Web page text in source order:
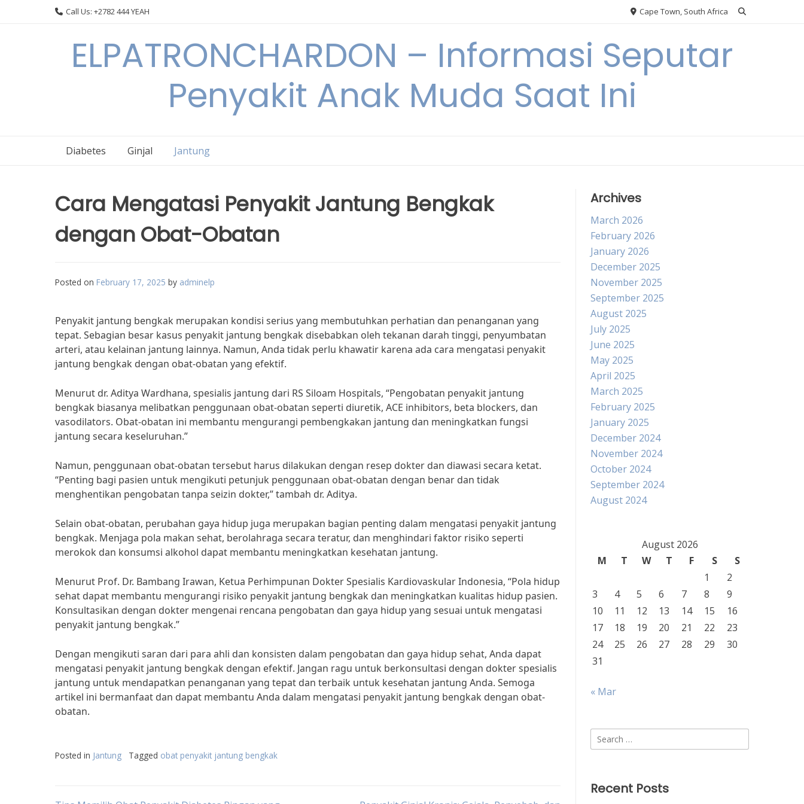
Call Us: +2782 444 YEAH Cape Town, South Africa
ELPATRONCHARDON – Informasi Seputar
Penyakit Anak Muda Saat Ini
Diabetes Ginjal Jantung
Cara Mengatasi Penyakit Jantung Bengkak
dengan Obat-Obatan
Posted on February 17, 2025 by adminelp
Penyakit jantung bengkak merupakan kondisi serius yang membutuhkan perhatian dan penanganan yang
tepat. Sebagian besar kasus penyakit jantung bengkak disebabkan oleh tekanan darah tinggi, penyumbatan
arteri, atau kelainan jantung lainnya. Namun, Anda tidak perlu khawatir karena ada cara mengatasi penyakit
jantung bengkak dengan obat-obatan yang efektif.
Menurut dr. Aditya Wardhana, spesialis jantung dari RS Siloam Hospitals, “Pengobatan penyakit jantung
bengkak biasanya melibatkan penggunaan obat-obatan seperti diuretik, ACE inhibitors, beta blockers, dan
vasodilators. Obat-obatan ini membantu mengurangi pembengkakan jantung dan meningkatkan fungsi
jantung secara keseluruhan.”
Namun, penggunaan obat-obatan tersebut harus dilakukan dengan resep dokter dan diawasi secara ketat.
“Penting bagi pasien untuk mengikuti petunjuk penggunaan obat-obatan dengan benar dan tidak
menghentikan pengobatan tanpa seizin dokter,” tambah dr. Aditya.
Selain obat-obatan, perubahan gaya hidup juga merupakan bagian penting dalam mengatasi penyakit jantung
bengkak. Menjaga pola makan sehat, berolahraga secara teratur, dan menghindari faktor risiko seperti
merokok dan konsumsi alkohol dapat membantu meningkatkan kesehatan jantung.
Menurut Prof. Dr. Bambang Irawan, Ketua Perhimpunan Dokter Spesialis Kardiovaskular Indonesia, “Pola hidup
sehat dapat membantu mengurangi risiko penyakit jantung bengkak dan meningkatkan kualitas hidup pasien.
Konsultasikan dengan dokter mengenai rencana pengobatan dan gaya hidup yang sesuai untuk mengatasi
penyakit jantung bengkak.”
Dengan mengikuti saran dari para ahli dan konsisten dalam pengobatan dan gaya hidup sehat, Anda dapat
mengatasi penyakit jantung bengkak dengan efektif. Jangan ragu untuk berkonsultasi dengan dokter spesialis
jantung untuk mendapatkan penanganan yang tepat dan terbaik untuk kesehatan jantung Anda. Semoga
artikel ini bermanfaat dan dapat membantu Anda dalam mengatasi penyakit jantung bengkak dengan obat-
obatan.
Posted in Jantung Tagged obat penyakit jantung bengkak
Archives
March 2026
February 2026
January 2026
December 2025
November 2025
September 2025
August 2025
July 2025
June 2025
May 2025
April 2025
March 2025
February 2025
January 2025
December 2024
November 2024
October 2024
September 2024
August 2024
August 2026
M
T W T F S
S
1
2
3
4 5 6 7 8
9
10
11 12 13 14 15
16
17
18 19 20 21 22
23
24
25 26 27 28 29
30
31
« Mar
Search
for:
Recent Posts